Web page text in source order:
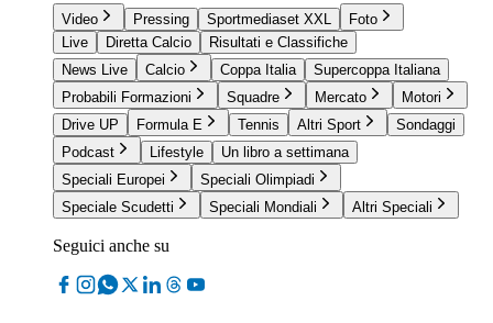
Video Pressing Sportmediaset XXL
Foto
Live
Diretta Calcio
Risultati e Classifiche
News Live
Calcio Coppa Italia
Supercoppa Italiana
Probabili Formazioni
Squadre Mercato
Motori
Drive UP
Formula E Tennis Altri Sport
Sondaggi
Podcast
Lifestyle
Un libro a settimana
Speciali Europei
Speciali Olimpiadi
Speciale Scudetti
Speciali Mondiali Altri Speciali
Seguici anche su